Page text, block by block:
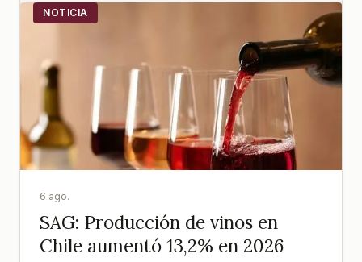
NOTICIA
6 ago.
SAG: Producción de vinos en
Chile aumentó 13,2% en 2026